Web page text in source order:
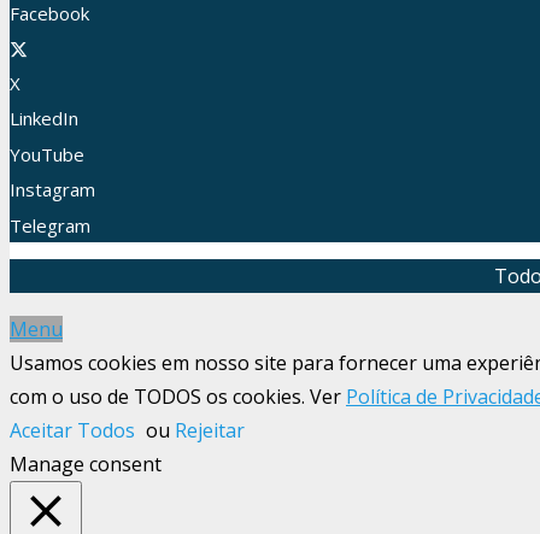
Facebook
X
LinkedIn
YouTube
Instagram
Telegram
Menu
Usamos cookies em nosso site para fornecer uma
com o uso de TODOS os cookies. Ver Política de
Aceitar Todos ou Rejeitar
Manage consent